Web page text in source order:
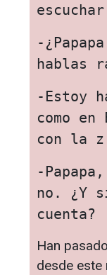
-
hablas
-Estoy
como en
con la
-
no. ¿Y
cuenta?
Han
desde este